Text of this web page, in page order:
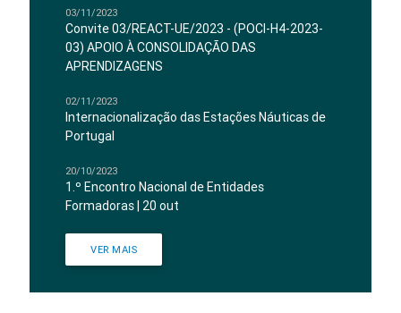
03/11/2023
Convite 03/REACT-UE/2023 - (POCI-H4-2023-
03) APOIO À CONSOLIDAÇÃO DAS
APRENDIZAGENS
02/11/2023
Internacionalização das Estações Náuticas de
Portugal
20/10/2023
1.º Encontro Nacional de Entidades
Formadoras | 20 out
VER MAIS